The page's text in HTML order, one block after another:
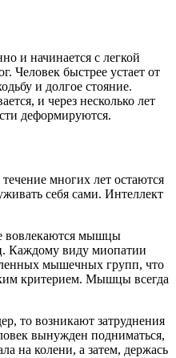
и начинается с легкой
Человек быстрее устает от
и долгое стояние.
и через несколько лет
деформируются.
многих лет остаются
себя сами. Интеллект
вовлекаются мышцы
Каждому виду миопатии
мышечных групп, что
критерием. Мышцы всегда
то возникают затруднения
вынужден подниматься,
на колени, а затем, держась